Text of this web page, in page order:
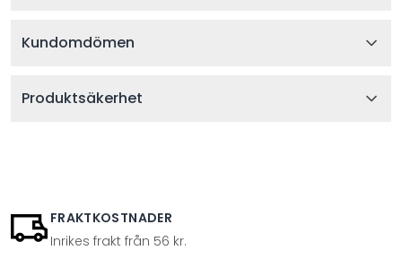
Kundomdömen
Produktsäkerhet
FRAKTKOSTNADER
Inrikes frakt från 56 kr.